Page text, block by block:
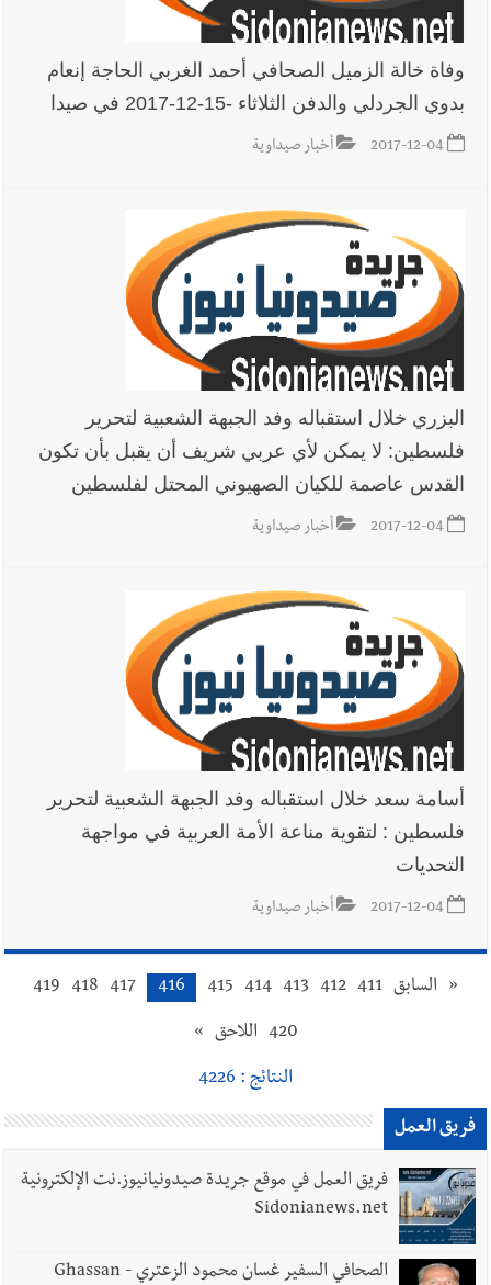
وفاة خالة الزميل الصحافي أحمد الغربي الحاجة إنعام
بدوي الجردلي والدفن الثلاثاء -15-12-2017 في صيدا
2017-12-04 أخبار صيداوية
البزري خلال استقباله وفد الجبهة الشعبية لتحرير
فلسطين: لا يمكن لأي عربي شريف أن يقبل بأن تكون
القدس عاصمة للكيان الصهيوني المحتل لفلسطين
2017-12-04 أخبار صيداوية
أسامة سعد خلال استقباله وفد الجبهة الشعبية لتحرير
فلسطين : لتقوية مناعة الأمة العربية في مواجهة
التحديات
2017-12-04 أخبار صيداوية
« السابق 411
412
413
414
415
416
417
418
419
420 اللاحق »
النتائج : 4226
فريق العمل
فريق العمل في موقع جريدة صيدونيانيوز.نت الإلكترونية
Sidonianews.net
الصحافي السفير غسان محمود الزعتري - Ghassan